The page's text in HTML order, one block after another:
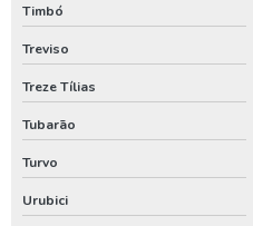
Timbó
Treviso
Treze Tílias
Tubarão
Turvo
Urubici